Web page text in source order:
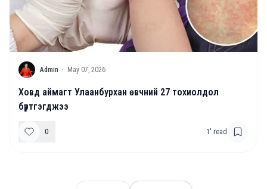
A Admin · May 07, 2026
Ховд аймагт Улаанбурхан өвчний 27 тохиолдол
бүртгэгджээ
0 1 ' read